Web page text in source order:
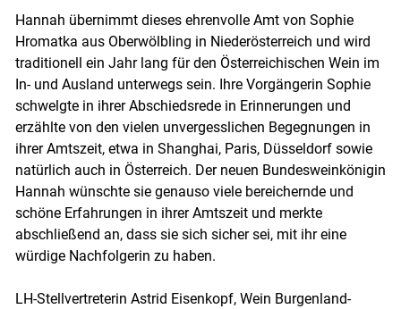
Skip to main content
Hannah übernimmt dieses ehrenvolle Amt von Sophie
Hromatka aus Oberwölbling in Niederösterreich und wird
traditionell ein Jahr lang für den Österreichischen Wein im
In- und Ausland unterwegs sein. Ihre Vorgängerin Sophie
schwelgte in ihrer Abschiedsrede in Erinnerungen und
erzählte von den vielen unvergesslichen Begegnungen in
ihrer Amtszeit, etwa in Shanghai, Paris, Düsseldorf sowie
natürlich auch in Österreich. Der neuen Bundesweinkönigin
Hannah wünschte sie genauso viele bereichernde und
schöne Erfahrungen in ihrer Amtszeit und merkte
abschließend an, dass sie sich sicher sei, mit ihr eine
würdige Nachfolgerin zu haben.
LH-Stellvertreterin Astrid Eisenkopf, Wein Burgenland-